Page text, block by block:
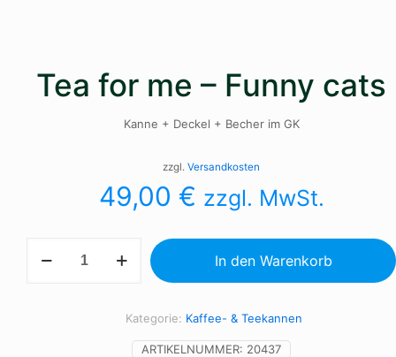
Tea for me – Funny cats
Kanne + Deckel + Becher im GK
zzgl. Versandkosten
49,00 € zzgl. MwSt.
In den Warenkorb
ARTIKELNUMMER: 20437
Kategorie: Kaffee- & Teekannen